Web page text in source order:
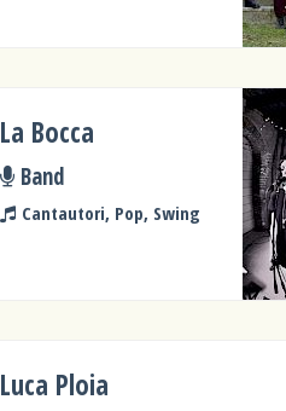
La Bocca
Band
Cantautori, Pop, Swing
Luca Ploia